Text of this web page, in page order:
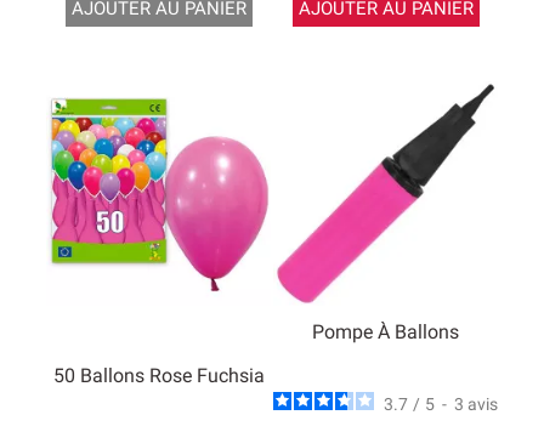
AJOUTER AU PANIER AJOUTER AU PANIER
50 Ballons Rose Fuchsia
Pompe À Ballons
3.7 / 5 - 3 avis